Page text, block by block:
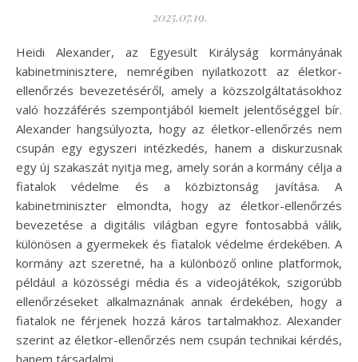
2025.07.19.
Heidi Alexander, az Egyesült Királyság kormányának
kabinetminisztere, nemrégiben nyilatkozott az életkor-
ellenőrzés bevezetéséről, amely a közszolgáltatásokhoz
való hozzáférés szempontjából kiemelt jelentőséggel bír.
Alexander hangsúlyozta, hogy az életkor-ellenőrzés nem
csupán egy egyszeri intézkedés, hanem a diskurzusnak
egy új szakaszát nyitja meg, amely során a kormány célja a
fiatalok védelme és a közbiztonság javítása. A
kabinetminiszter elmondta, hogy az életkor-ellenőrzés
bevezetése a digitális világban egyre fontosabbá válik,
különösen a gyermekek és fiatalok védelme érdekében. A
kormány azt szeretné, ha a különböző online platformok,
például a közösségi média és a videojátékok, szigorúbb
ellenőrzéseket alkalmaznának annak érdekében, hogy a
fiatalok ne férjenek hozzá káros tartalmakhoz. Alexander
szerint az életkor-ellenőrzés nem csupán technikai kérdés,
hanem társadalmi…